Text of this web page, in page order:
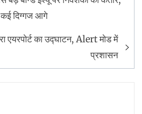
दिग्गज आगे
एयरपोर्ट का उद्घाटन, Alert मोड में
प्रशासन